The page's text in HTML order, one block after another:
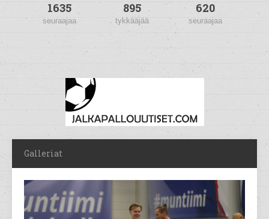
1635
seuraajaa
895
tykkääjää
620
seuraajaa
Galleriat